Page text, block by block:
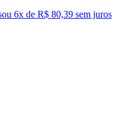
ou 6x de R$ 80,39 sem juros